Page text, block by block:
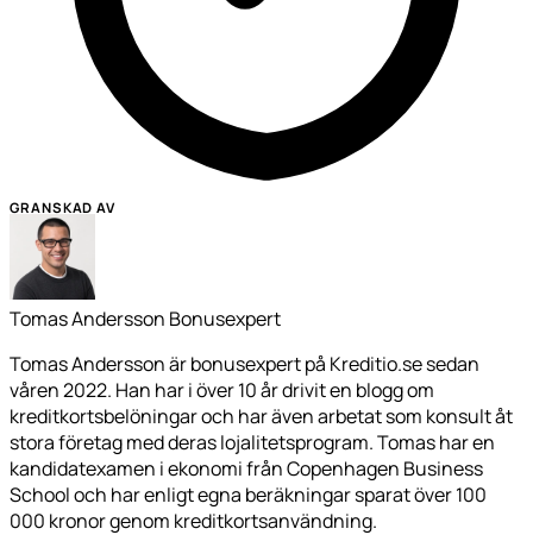
GRANSKAD AV
Tomas Andersson Bonusexpert
Tomas Andersson är bonusexpert på Kreditio.se sedan
våren 2022. Han har i över 10 år drivit en blogg om
kreditkortsbelöningar och har även arbetat som konsult åt
stora företag med deras lojalitetsprogram. Tomas har en
kandidatexamen i ekonomi från Copenhagen Business
School och har enligt egna beräkningar sparat över 100
000 kronor genom kreditkortsanvändning.